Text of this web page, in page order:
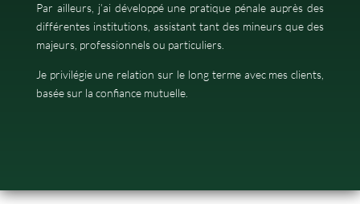
Par ailleurs, j’ai développé une pratique pénale auprès des
différentes institutions, assistant tant des mineurs que des
majeurs, professionnels ou particuliers.
Je privilégie une relation sur le long terme avec mes clients,
basée sur la confiance mutuelle.